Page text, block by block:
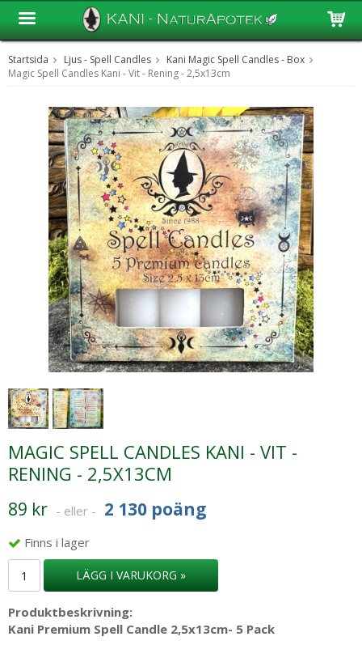
Produkten har blivit tillagd i varukorgen
Startsida Ljus - Spell Candles
Kani Magic Spell Candles - Box
Magic Spell Candles Kani - Vit - Rening - 2,5x13cm
MAGIC SPELL CANDLES KANI - VIT -
RENING - 2,5X13CM
89 kr - eller - 2 130 poäng
Finns i lager
LÄGG I VARUKORG »
Produktbeskrivning:
Kani Premium Spell Candle 2,5x13cm- 5 Pack